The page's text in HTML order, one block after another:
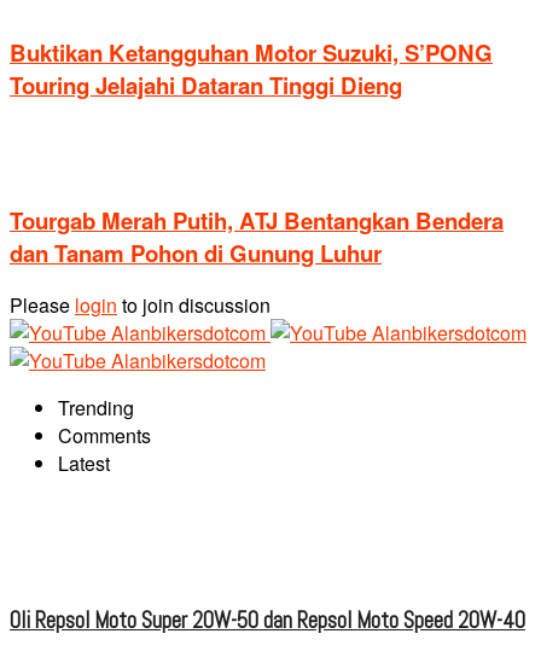
Buktikan Ketangguhan Motor Suzuki, S’PONG
Touring Jelajahi Dataran Tinggi Dieng
Tourgab Merah Putih, ATJ Bentangkan Bendera
dan Tanam Pohon di Gunung Luhur
Please login to join discussion
Trending
Comments
Latest
Oli Repsol Moto Super 20W-50 dan Repsol Moto Speed 20W-40